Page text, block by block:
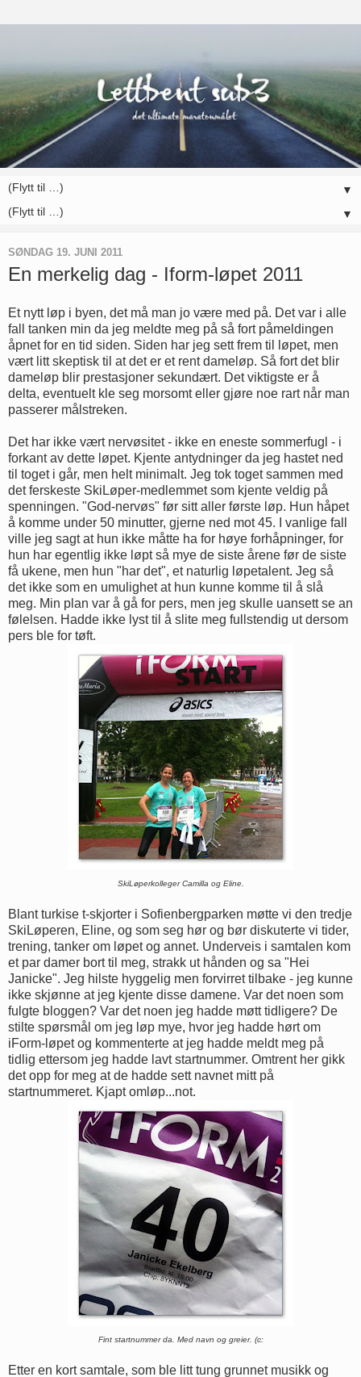
▼
▼
SØNDAG 19. JUNI 2011
En merkelig dag - Iform-løpet 2011
Et nytt løp i byen, det må man jo være med på. Det var i alle
fall tanken min da jeg meldte meg på så fort påmeldingen
åpnet for en tid siden. Siden har jeg sett frem til løpet, men
vært litt skeptisk til at det er et rent dameløp. Så fort det blir
dameløp blir prestasjoner sekundært. Det viktigste er å
delta, eventuelt kle seg morsomt eller gjøre noe rart når man
passerer målstreken.
Det har ikke vært nervøsitet - ikke en eneste sommerfugl - i
forkant av dette løpet. Kjente antydninger da jeg hastet ned
til toget i går, men helt minimalt. Jeg tok toget sammen med
det ferskeste SkiLøper-medlemmet som kjente veldig på
spenningen. "God-nervøs" før sitt aller første løp. Hun håpet
å komme under 50 minutter, gjerne ned mot 45. I vanlige fall
ville jeg sagt at hun ikke måtte ha for høye forhåpninger, for
hun har egentlig ikke løpt så mye de siste årene før de siste
få ukene, men hun "har det", et naturlig løpetalent. Jeg så
det ikke som en umulighet at hun kunne komme til å slå
meg. Min plan var å gå for pers, men jeg skulle uansett se an
følelsen. Hadde ikke lyst til å slite meg fullstendig ut dersom
pers ble for tøft.
SkiLøperkolleger Camilla og Eline.
Blant turkise t-skjorter i Sofienbergparken møtte vi den tredje
SkiLøperen, Eline, og som seg hør og bør diskuterte vi tider,
trening, tanker om løpet og annet. Underveis i samtalen kom
et par damer bort til meg, strakk ut hånden og sa "Hei
Janicke". Jeg hilste hyggelig men forvirret tilbake - jeg kunne
ikke skjønne at jeg kjente disse damene. Var det noen som
fulgte bloggen? Var det noen jeg hadde møtt tidligere? De
stilte spørsmål om jeg løp mye, hvor jeg hadde hørt om
iForm-løpet og kommenterte at jeg hadde meldt meg på
tidlig ettersom jeg hadde lavt startnummer. Omtrent her gikk
det opp for meg at de hadde sett navnet mitt på
startnummeret. Kjapt omløp...not.
Fint startnummer da. Med navn og greier. (c:
Etter en kort samtale, som ble litt tung grunnet musikk og